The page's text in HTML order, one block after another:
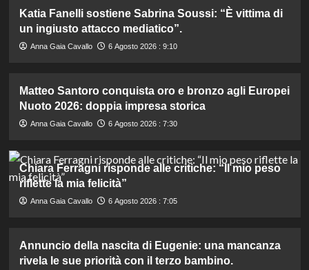
Katia Fanelli sostiene Sabrina Soussi: “È vittima di
un ingiusto attacco mediatico”.
Anna Gaia Cavallo 6 Agosto 2026 : 9:10
Matteo Santoro conquista oro e bronzo agli Europei
Nuoto 2026: doppia impresa storica
Anna Gaia Cavallo 6 Agosto 2026 : 7:30
Chiara Ferragni risponde alle critiche: “Il mio peso
riflette la mia felicità”
Anna Gaia Cavallo 6 Agosto 2026 : 7:05
Annuncio della nascita di Eugenie: una mancanza
rivela le sue priorità con il terzo bambino.